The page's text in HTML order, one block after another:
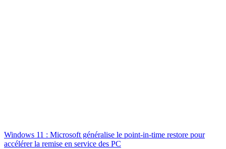
Windows 11 : Microsoft généralise le point-in-time restore pour
accélérer la remise en service des PC